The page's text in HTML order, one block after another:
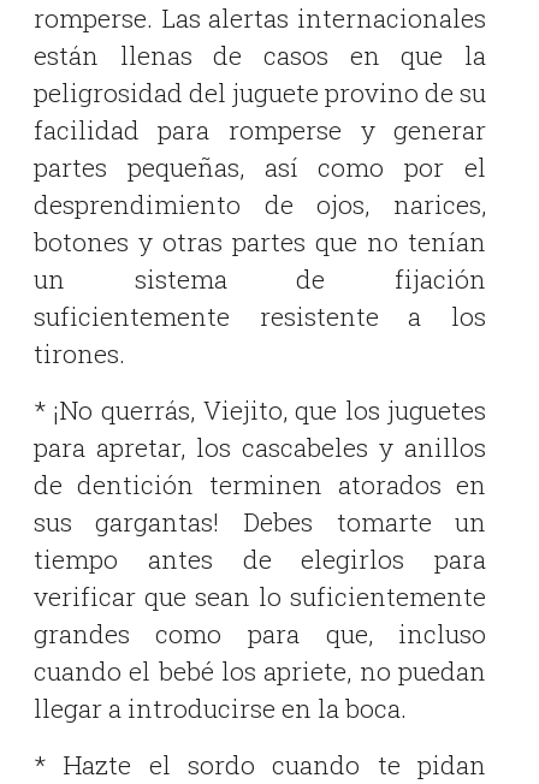
romperse. Las alertas internacionales
están llenas de casos en que la
peligrosidad del juguete provino de su
facilidad para romperse y generar
partes pequeñas, así como por el
desprendimiento de ojos, narices,
botones y otras partes que no tenían
un sistema de fijación
suficientemente resistente a los
tirones.
* ¡No querrás, Viejito, que los juguetes
para apretar, los cascabeles y anillos
de dentición terminen atorados en
sus gargantas! Debes tomarte un
tiempo antes de elegirlos para
verificar que sean lo suficientemente
grandes como para que, incluso
cuando el bebé los apriete, no puedan
llegar a introducirse en la boca.
* Hazte el sordo cuando te pidan